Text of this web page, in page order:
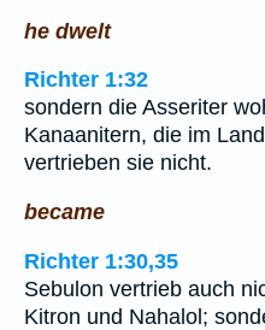
he dwelt
Richter 1:32
sondern die Asseriter
Kanaanitern, die im
vertrieben sie nicht.
became
Richter 1:30,35
Sebulon vertrieb auch
Kitron und Nahalol;